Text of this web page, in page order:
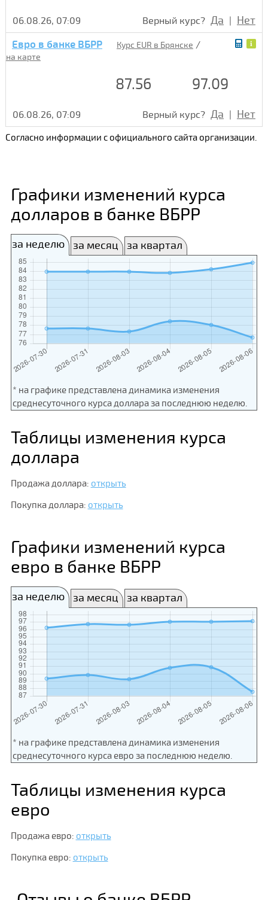
06.08.26, 07:09 Верный курс? Да | Нет
Евро в банке ВБРР Курс EUR в Брянске /
на карте
87.56 97.09
06.08.26, 07:09 Верный курс? Да | Нет
Согласно информации с официального сайта организации.
Графики изменений курса
долларов в банке ВБРР
за неделю за месяц за квартал
* на графике представлена динамика изменения
среднесуточного курса доллара за последнюю неделю.
Таблицы изменения курса
доллара
Продажа доллара: открыть
Покупка доллара: открыть
Графики изменений курса
евро в банке ВБРР
за неделю за месяц за квартал
* на графике представлена динамика изменения
среднесуточного курса евро за последнюю неделю.
Таблицы изменения курса
евро
Продажа евро: открыть
Покупка евро: открыть